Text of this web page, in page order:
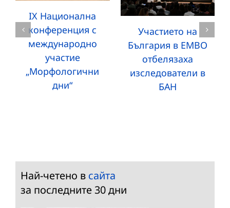
IX Национална
конференция с
международно
участие
„Морфологични
дни“
Участието на
България в EMBO
отбелязаха
изследователи в
БАН
Най-четено в сайта
за последните 30 дни